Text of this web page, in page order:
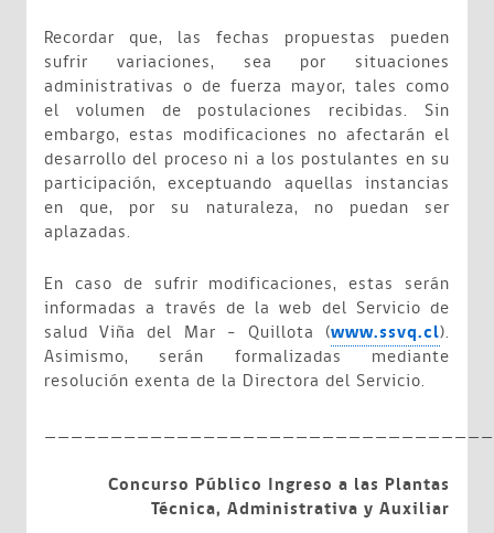
Recordar que, las fechas propuestas pueden
sufrir variaciones, sea por situaciones
administrativas o de fuerza mayor, tales como
el volumen de postulaciones recibidas. Sin
embargo, estas modificaciones no afectarán el
desarrollo del proceso ni a los postulantes en su
participación, exceptuando aquellas instancias
en que, por su naturaleza, no puedan ser
aplazadas.
En caso de sufrir modificaciones, estas serán
informadas a través de la web del Servicio de
salud Viña del Mar – Quillota (www.ssvq.cl).
Asimismo, serán formalizadas mediante
resolución exenta de la Directora del Servicio.
Concurso Público Ingreso a las Plantas
Técnica, Administrativa y Auxiliar